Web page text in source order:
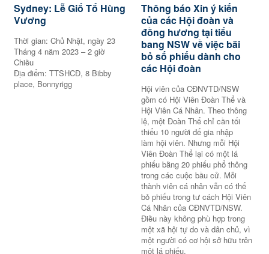
Sydney: Lễ Giổ Tổ Hùng
Vương
Thời gian: Chủ Nhật, ngày 23
Tháng 4 năm 2023 – 2 giờ
Chiều
Địa điểm: TTSHCĐ, 8 Bibby
place, Bonnyrigg
Thông báo Xin ý kiến
của các Hội đoàn và
đồng hương tại tiểu
bang NSW về việc bãi
bỏ số phiếu dành cho
các Hội đoàn
Hội viên của CĐNVTD/NSW
gồm có Hội Viên Đoàn Thể và
Hội Viên Cá Nhân. Theo thông
lệ, một Đoàn Thể chỉ cần tối
thiểu 10 người để gia nhập
làm hội viên. Nhưng mỗi Hội
Viên Đoàn Thể lại có một lá
phiếu bằng 20 phiếu phổ thông
trong các cuộc bầu cử. Mỗi
thành viên cá nhân vẫn có thể
bỏ phiếu trong tư cách Hội Viên
Cá Nhân của CĐNVTD/NSW.
Điều này không phù hợp trong
một xã hội tự do và dân chủ, vì
một người có cơ hội sở hữu trên
một lá phiếu.